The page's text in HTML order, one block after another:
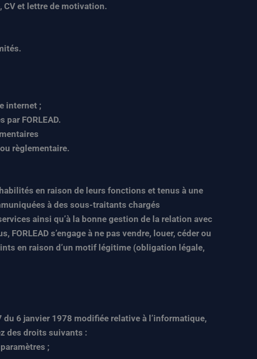
CV et lettre de motivation.
internet ;
FORLEAD.
règlementaire.
en raison de leurs fonctions et tenus à une
à des sous-traitants chargés
ainsi qu’à la bonne gestion de la relation avec
s’engage à ne pas vendre, louer, céder ou
en raison d’un motif légitime (obligation légale,
6 janvier 1978 modifiée relative à l’informatique,
des droits suivants :
;